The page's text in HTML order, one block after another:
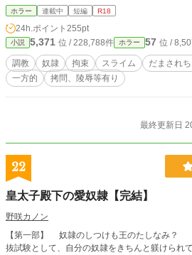
言葉が本当ならば、もうスライムを出すことは
も店主によってお尻に栓を付けられてしまって
「こらから、どうなっちゃうんだろう」 主人公がスライムをお尻から入れられ
てしまうお話です。 汚い内容は一切書く気はあ
ベットで表記しており 性別もどちらでも捉えら
な設定でお読みください。 ※続きを書くつもり
閲覧数が多いため、少しだけ続きを書くことにし
ホラー 連載中 短編 R18
24h.ポイント 255pt
小説 5,371 位 / 228,788件 ホラー 57 位 /
調教 奴隷 拘束 スライム だまされ
一方的
拷問、陵辱等有り
最終更新日
22
皇太子殿下の愛奴隷【完結】
野咲カノン
【第一部】 奴隷のしつけも王のたしなみ？
抜試験として、自分の奴隷をきちんと躾けられ